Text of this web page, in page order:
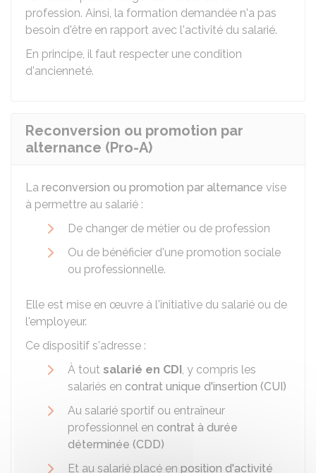
profession. Ainsi, la formation demandée n'a pas
besoin d'être en rapport avec l'activité du salarié.
En principe, il faut respecter une condition
d'ancienneté.
Reconversion ou promotion par
alternance (Pro-A)
La reconversion ou promotion par alternance vise
à permettre au salarié :
De changer de métier ou de profession
Ou de bénéficier d'une promotion sociale
ou professionnelle.
Elle est mise en œuvre à l'initiative du salarié ou de
l'employeur.
Ce dispositif s'adresse :
À tout salarié en CDI, y compris les
salariés en contrat unique d'insertion (CUI)
Au salarié sportif ou entraîneur
professionnel en contrat à durée
déterminée (CDD)
Et au salarié placé en position d'activité